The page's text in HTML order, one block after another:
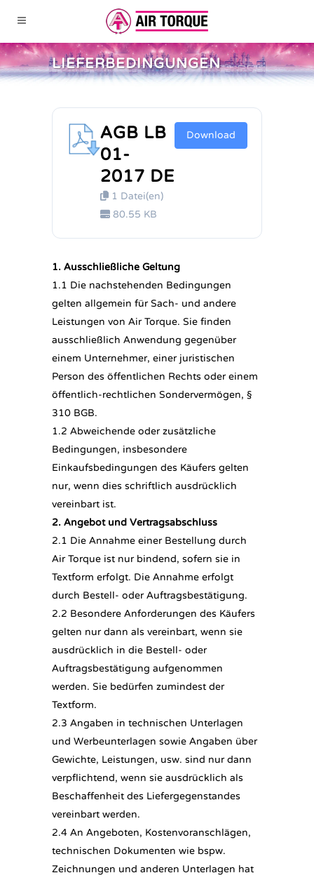
LIEFERBEDINGUNGEN
AGB LB
01-
2017 DE
1 Datei(en)
80.55 KB
Download
1. Ausschließliche Geltung
1.1 Die nachstehenden Bedingungen
gelten allgemein für Sach- und andere
Leistungen von Air Torque. Sie finden
ausschließlich Anwendung gegenüber
einem Unternehmer, einer juristischen
Person des öffentlichen Rechts oder einem
öffentlich-rechtlichen Sondervermögen, §
310 BGB.
1.2 Abweichende oder zusätzliche
Bedingungen, insbesondere
Einkaufsbedingungen des Käufers gelten
nur, wenn dies schriftlich ausdrücklich
vereinbart ist.
2. Angebot und Vertragsabschluss
2.1 Die Annahme einer Bestellung durch
Air Torque ist nur bindend, sofern sie in
Textform erfolgt. Die Annahme erfolgt
durch Bestell- oder Auftragsbestätigung.
2.2 Besondere Anforderungen des Käufers
gelten nur dann als vereinbart, wenn sie
ausdrücklich in die Bestell- oder
Auftragsbestätigung aufgenommen
werden. Sie bedürfen zumindest der
Textform.
2.3 Angaben in technischen Unterlagen
und Werbeunterlagen sowie Angaben über
Gewichte, Leistungen, usw. sind nur dann
verpflichtend, wenn sie ausdrücklich als
Beschaffenheit des Liefergegenstandes
vereinbart werden.
2.4 An Angeboten, Kostenvoranschlägen,
technischen Dokumenten wie bspw.
Zeichnungen und anderen Unterlagen hat